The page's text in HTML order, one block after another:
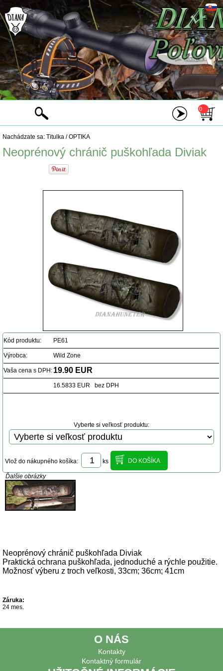
0
Nachádzate sa: Titulka /OPTIKA
Neoprénový chránič puškohľada Diviak
Kód produktu: PE61
Výrobca: Wild Zone
Vaša cena s DPH: 19.90 EUR
16.5833 EUR bez DPH
Vyberte si veľkosť produktu:
Vlož do nákupného košíka: ks
Ďalšie obrázky
Neoprénový chránič puškohľada Diviak
Praktická ochrana puškohľada, jednoduché a rýchle použitie.
Možnosť výberu z troch veľkosti, 33cm; 36cm; 41cm
Záruka:
24 mes.
O NÁS
Kontakty
Kontaktný formulár